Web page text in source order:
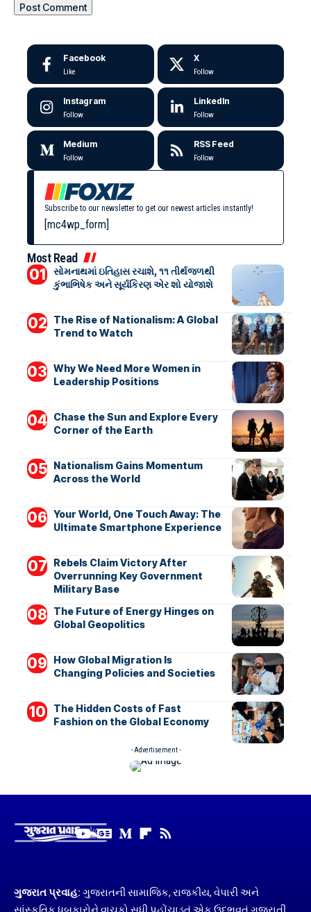
Facebook
Like
X
Follow
Instagram
Follow
LinkedIn
Follow
Medium
Follow
RSS Feed
Follow
Subscribe to our newsletter to get our newest articles instantly!
[mc4wp_form]
Most Read
સોમનાથમાં ઇતિહાસ રચાશે, ૧૧ તીર્થજળથી
કુંભાભિષેક અને સૂર્યકિરણ એર શો યોજાશે
The Rise of Nationalism: A Global
Trend to Watch
Why We Need More Women in
Leadership Positions
Chase the Sun and Explore Every
Corner of the Earth
Nationalism Gains Momentum
Across the World
Your World, One Touch Away: The
Ultimate Smartphone Experience
Rebels Claim Victory After
Overrunning Key Government
Military Base
The Future of Energy Hinges on
Global Geopolitics
How Global Migration Is
Changing Policies and Societies
The Hidden Costs of Fast
Fashion on the Global Economy
- Advertisement -
ગુજરાત પ્રવાહ: ગુજરાતની સામાજિક, રાજકીય, વેપારી અને